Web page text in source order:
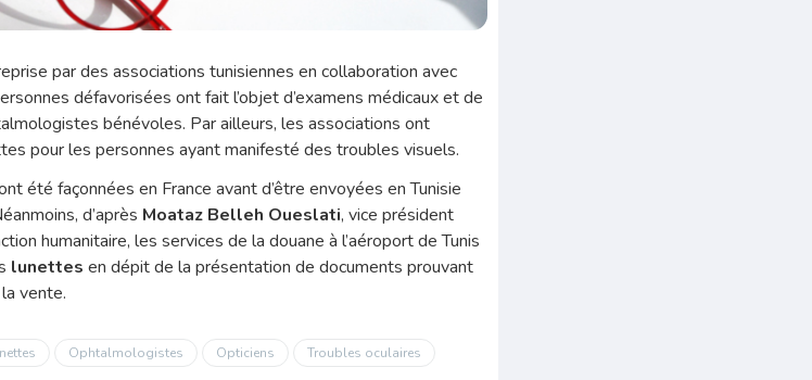
par des associations tunisiennes en collaboration avec
défavorisées ont fait l’objet d’examens médicaux et de
bénévoles. Par ailleurs, les associations ont
pour les personnes ayant manifesté des troubles visuels.
été façonnées en France avant d’être envoyées en Tunisie
d’après Moataz Belleh Oueslati, vice président
humanitaire, les services de la douane à l’aéroport de Tunis
lunettesen dépit de la présentation de documents prouvant
vente.
Ophtalmologistes Opticiens Troubles oculaires